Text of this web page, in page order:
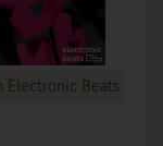
Electronic Beats